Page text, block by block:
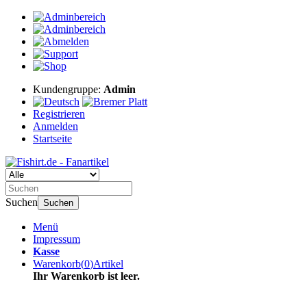
Kundengruppe: Admin
Registrieren
Anmelden
Startseite
Suchen Suchen
Menü
Impressum
Kasse
Warenkorb(0)Artikel
Ihr Warenkorb ist leer.